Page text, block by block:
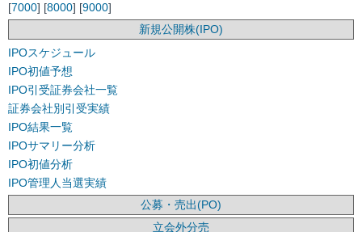
[7000] [8000] [9000]
新規公開株(IPO)
IPOスケジュール
IPO初値予想
IPO引受証券会社一覧
証券会社別引受実績
IPO結果一覧
IPOサマリー分析
IPO初値分析
IPO管理人当選実績
公募・売出(PO)
立会外分売